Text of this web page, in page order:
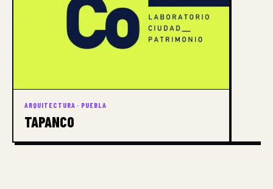
ARQUITECTURA · PUEBLA
TAPANCO